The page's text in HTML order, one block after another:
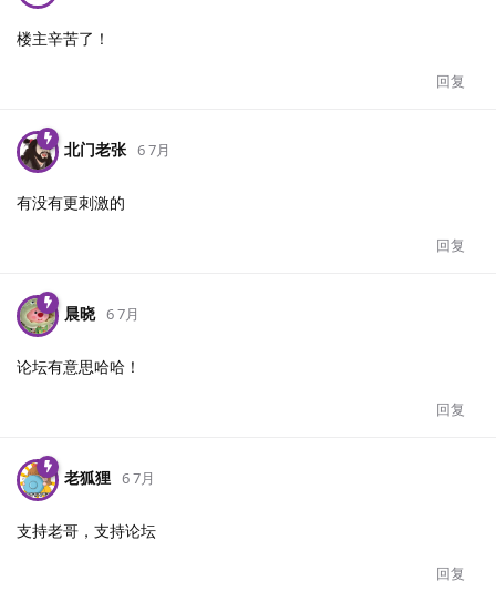
楼主辛苦了！
回复
北门老张 6 7月
有没有更刺激的
回复
晨晓 6 7月
论坛有意思哈哈！
回复
老狐狸 6 7月
支持老哥，支持论坛
回复